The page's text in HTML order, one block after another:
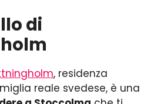
di
, residenza
reale svedese, è una